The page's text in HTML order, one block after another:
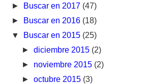
► Buscar en 2017 (47)
► Buscar en 2016 (18)
▼ Buscar en 2015 (25)
► diciembre 2015 (2)
► noviembre 2015 (2)
► octubre 2015 (3)